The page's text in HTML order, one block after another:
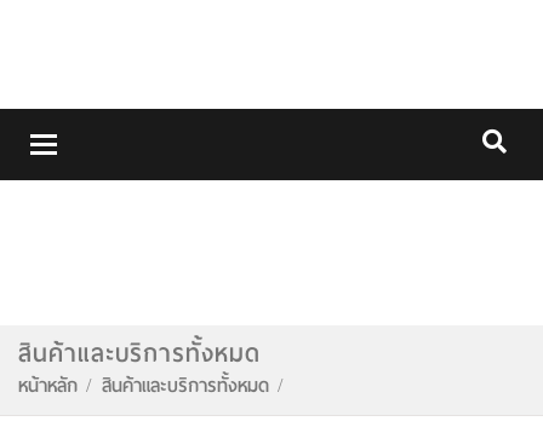
MENU
สินค้าและบริการทั้งหมด
หน้าหลัก สินค้าและบริการทั้งหมด